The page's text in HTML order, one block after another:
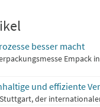
besser macht
Empack
und effiziente
der